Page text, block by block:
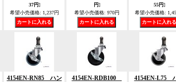
37円]
希望小売価格: 1,237円
円]
希望小売価格: 970円
55円]
希望小売価格:
4154EN-RN85 ハン
4154EN-RDB100
4154EN-L75